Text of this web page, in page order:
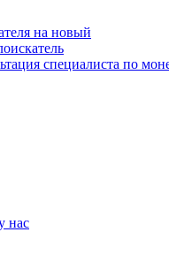
на новый
специалиста по
нас